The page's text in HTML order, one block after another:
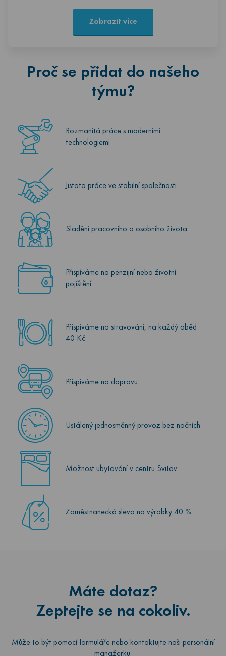
Zobrazit více
Proč se přidat do našeho
týmu?
Rozmanitá práce s moderními
technologiemi
Jistota práce ve stabilní společnosti
Sladění pracovního a osobního života
Přispíváme na penzijní nebo životní
pojištění
Přispíváme na stravování, na každý oběd
40 Kč
Přispíváme na dopravu
Ustálený jednosměnný provoz bez nočních
Možnost ubytování v centru Svitav.
Zaměstnanecká sleva na výrobky 40 %.
Máte dotaz?
Zeptejte se na cokoliv.
Může to být pomocí formuláře nebo kontaktujte naši personální
manažerku.